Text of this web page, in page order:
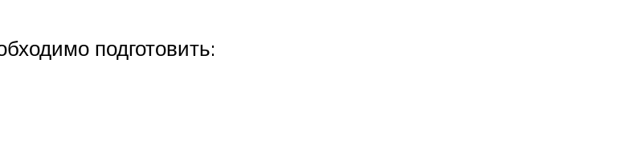
подготовить: